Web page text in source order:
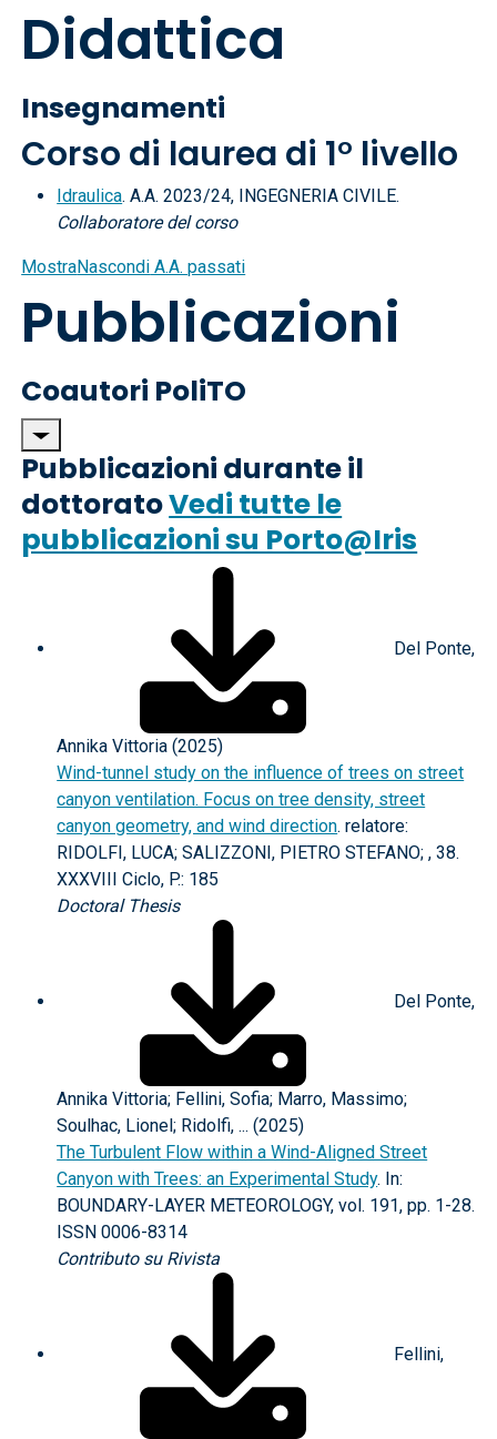
Didattica
Insegnamenti
Corso di laurea di 1° livello
Idraulica. A.A. 2023/24, INGEGNERIA CIVILE.
Collaboratore del corso
MostraNascondi A.A. passati
Pubblicazioni
Coautori PoliTO
Pubblicazioni durante il
dottoratoVedi tutte le
pubblicazioni su Porto@Iris
Del Ponte,
Annika Vittoria (2025)
Wind-tunnel study on the influence of trees on street
canyon ventilation. Focus on tree density, street
canyon geometry, and wind direction. relatore:
RIDOLFI, LUCA; SALIZZONI, PIETRO STEFANO; , 38.
XXXVIII Ciclo, P.: 185
Doctoral Thesis
Del Ponte,
Annika Vittoria; Fellini, Sofia; Marro, Massimo;
Soulhac, Lionel; Ridolfi, ... (2025)
The Turbulent Flow within a Wind-Aligned Street
Canyon with Trees: an Experimental Study. In:
BOUNDARY-LAYER METEOROLOGY, vol. 191, pp. 1-28.
ISSN 0006-8314
Contributo su Rivista
Fellini,